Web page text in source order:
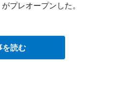
プレオープンした。
を読む